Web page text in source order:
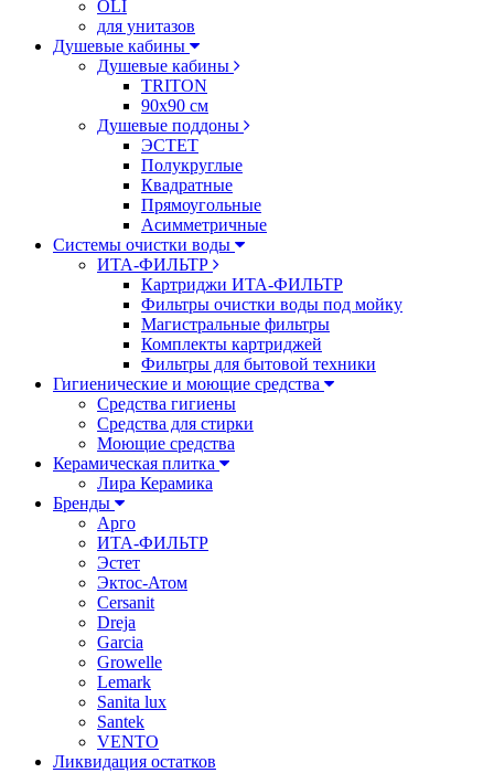
OLI
для унитазов
Душевые кабины
Душевые кабины
TRITON
90х90 см
Душевые поддоны
ЭСТЕТ
Полукруглые
Квадратные
Прямоугольные
Асимметричные
Системы очистки воды
ИТА-ФИЛЬТР
Картриджи ИТА-ФИЛЬТР
Фильтры очистки воды под мойку
Магистральные фильтры
Комплекты картриджей
Фильтры для бытовой техники
Гигиенические и моющие средства
Средства гигиены
Средства для стирки
Моющие средства
Керамическая плитка
Лира Керамика
Бренды
Арго
ИТА-ФИЛЬТР
Эстет
Эктос-Атом
Cersanit
Dreja
Garcia
Growelle
Lemark
Sanita lux
Santek
VENTO
Ликвидация остатков